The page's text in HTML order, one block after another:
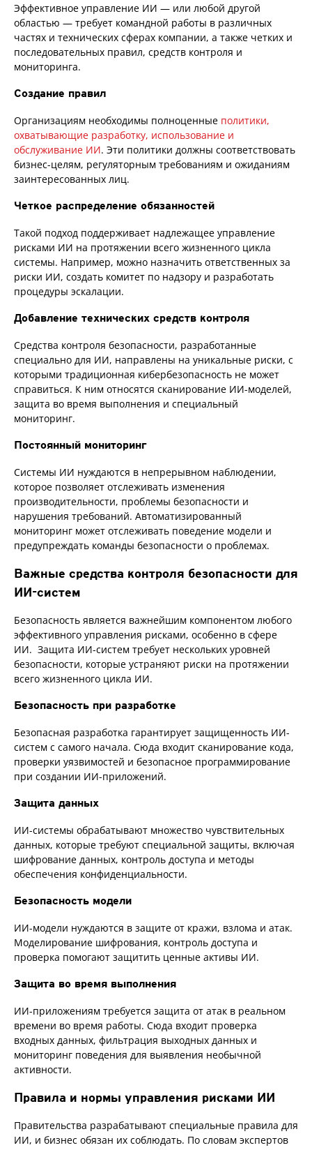
Эффективное управление ИИ — или любой другой
областью — требует командной работы в различных
частях и технических сферах компании, а также четких и
последовательных правил, средств контроля и
мониторинга.
Создание правил
Организациям необходимы полноценные политики,
охватывающие разработку, использование и
обслуживание ИИ. Эти политики должны соответствовать
бизнес-целям, регуляторным требованиям и ожиданиям
заинтересованных лиц.
Четкое распределение обязанностей
Такой подход поддерживает надлежащее управление
рисками ИИ на протяжении всего жизненного цикла
системы. Например, можно назначить ответственных за
риски ИИ, создать комитет по надзору и разработать
процедуры эскалации.
Добавление технических средств контроля
Средства контроля безопасности, разработанные
специально для ИИ, направлены на уникальные риски, с
которыми традиционная кибербезопасность не может
справиться. К ним относятся сканирование ИИ-моделей,
защита во время выполнения и специальный
мониторинг.
Постоянный мониторинг
Системы ИИ нуждаются в непрерывном наблюдении,
которое позволяет отслеживать изменения
производительности, проблемы безопасности и
нарушения требований. Автоматизированный
мониторинг может отслеживать поведение модели и
предупреждать команды безопасности о проблемах.
Важные средства контроля безопасности для
ИИ-систем
Безопасность является важнейшим компонентом любого
эффективного управления рисками, особенно в сфере
ИИ. Защита ИИ-систем требует нескольких уровней
безопасности, которые устраняют риски на протяжении
всего жизненного цикла ИИ.
Безопасность при разработке
Безопасная разработка гарантирует защищенность ИИ-
систем с самого начала. Сюда входит сканирование кода,
проверки уязвимостей и безопасное программирование
при создании ИИ-приложений.
Защита данных
ИИ-системы обрабатывают множество чувствительных
данных, которые требуют специальной защиты, включая
шифрование данных, контроль доступа и методы
обеспечения конфиденциальности.
Безопасность модели
ИИ-модели нуждаются в защите от кражи, взлома и атак.
Моделирование шифрования, контроль доступа и
проверка помогают защитить ценные активы ИИ.
Защита во время выполнения
ИИ-приложениям требуется защита от атак в реальном
времени во время работы. Сюда входит проверка
входных данных, фильтрация выходных данных и
мониторинг поведения для выявления необычной
активности.
Правила и нормы управления рисками ИИ
Правительства разрабатывают специальные правила для
ИИ, и бизнес обязан их соблюдать. По словам экспертов